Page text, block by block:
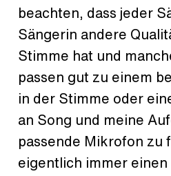
beachten, dass jeder
Sängerin andere
Stimme hat und
passen gut zu einem
in der Stimme oder
an Song und meine
passende Mikrofon zu
eigentlich immer